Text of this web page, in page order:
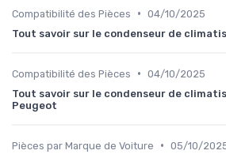
Compatibilité des Pièces • 04/10/2025
Tout savoir sur le condenseur de
Compatibilité des Pièces • 04/10/2025
Tout savoir sur le condenseur de
Peugeot
Pièces par Marque de Voiture • 05/10/